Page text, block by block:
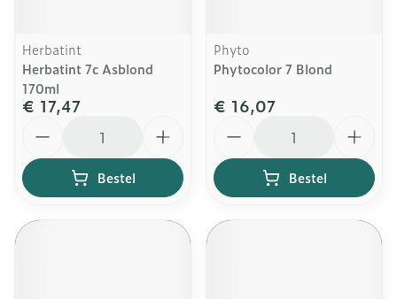
Herbatint
Herbatint 7c Asblond
170ml
€ 17,47
Bestel
Phyto
Phytocolor 7 Blond
€ 16,07
Bestel